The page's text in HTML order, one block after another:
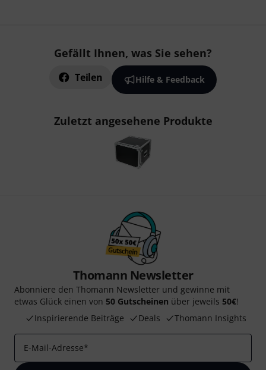
Gefällt Ihnen, was Sie sehen?
Teilen Hilfe & Feedback
Zuletzt angesehene Produkte
Thomann Newsletter
Abonniere den Thomann Newsletter und gewinne mit
etwas Glück einen von 50 Gutscheinen über jeweils 50€!
Inspirierende Beiträge
Deals Thomann Insights
E-Mail-Adresse*